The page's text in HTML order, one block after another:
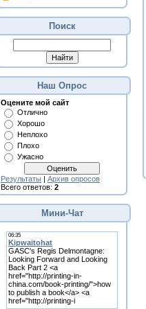
Поиск
Наш Опрос
Оцените мой сайт
Отлично
Хорошо
Неплохо
Плохо
Ужасно
Результаты | Архив опросов
Всего ответов: 2
Мини-Чат